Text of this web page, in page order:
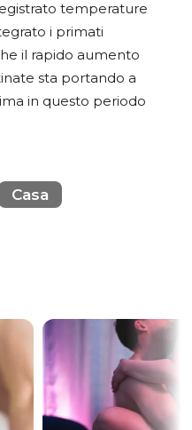
temperature
i primati
il rapido aumento
sta portando a
in questo periodo
Casa